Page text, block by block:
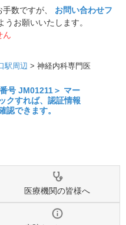
数ですが、 お問い合わせフ
お願いいたします。
ん
駅周辺 > 神経内科専門医
医療機関の皆様へ